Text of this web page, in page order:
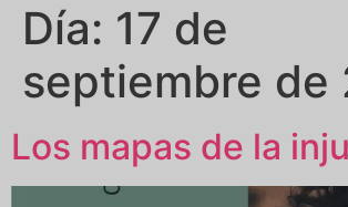
Día: 17 de
septiembre de
Los mapas de la